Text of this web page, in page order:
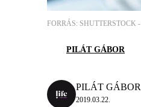
FORRÁS: SHUTTERSTOCK -
PILÁT GÁBOR
PILÁT GÁBOR
2019.03.22.